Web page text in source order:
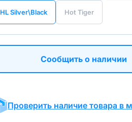
HL Silver\Black Hot Tiger
Сообщить о наличии
Проверить наличие товара в